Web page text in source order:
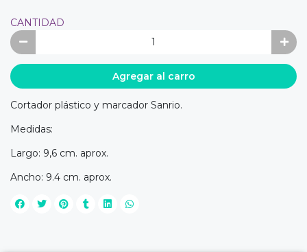
CANTIDAD
Agregar al carro
Cortador plástico y marcador Sanrio.
Medidas:
Largo: 9,6 cm. aprox.
Ancho: 9.4 cm. aprox.